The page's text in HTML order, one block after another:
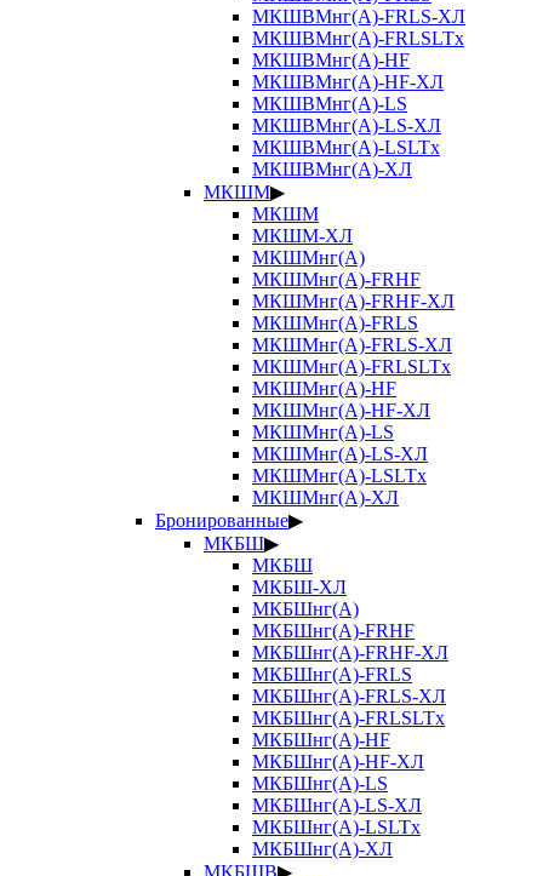
МКШВМнг(А)-FRLS-ХЛ
МКШВМнг(А)-FRLSLTx
МКШВМнг(А)-HF
МКШВМнг(А)-HF-ХЛ
МКШВМнг(А)-LS
МКШВМнг(А)-LS-ХЛ
МКШВМнг(А)-LSLTx
МКШВМнг(А)-ХЛ
МКШМ▶
МКШМ
МКШМ-ХЛ
МКШМнг(А)
МКШМнг(А)-FRHF
МКШМнг(А)-FRHF-ХЛ
МКШМнг(А)-FRLS
МКШМнг(А)-FRLS-ХЛ
МКШМнг(А)-FRLSLTx
МКШМнг(А)-HF
МКШМнг(А)-HF-ХЛ
МКШМнг(А)-LS
МКШМнг(А)-LS-ХЛ
МКШМнг(А)-LSLTx
МКШМнг(А)-ХЛ
Бронированные▶
МКБШ▶
МКБШ
МКБШ-ХЛ
МКБШнг(А)
МКБШнг(А)-FRHF
МКБШнг(А)-FRHF-ХЛ
МКБШнг(А)-FRLS
МКБШнг(А)-FRLS-ХЛ
МКБШнг(А)-FRLSLTx
МКБШнг(А)-HF
МКБШнг(А)-HF-ХЛ
МКБШнг(А)-LS
МКБШнг(А)-LS-ХЛ
МКБШнг(А)-LSLTx
МКБШнг(А)-ХЛ
МКБШВ▶